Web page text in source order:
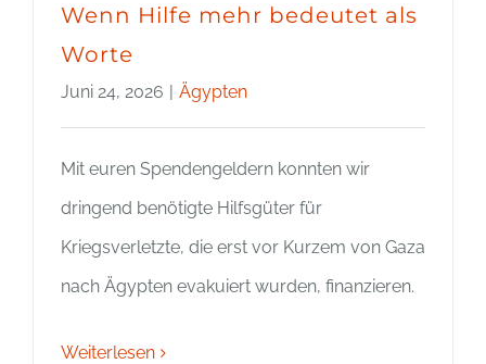
Wenn Hilfe mehr bedeutet als
Worte
Juni 24, 2026 | Ägypten
Mit euren Spendengeldern konnten wir
dringend benötigte Hilfsgüter für
Kriegsverletzte, die erst vor Kurzem von Gaza
nach Ägypten evakuiert wurden, finanzieren.
Weiterlesen